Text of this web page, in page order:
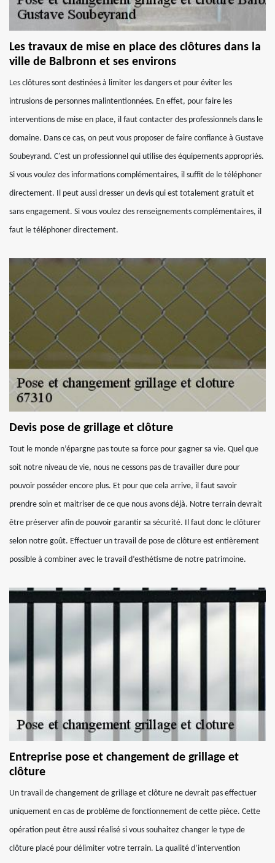
Les travaux de mise en place des clôtures dans la
ville de Balbronn et ses environs
Les clôtures sont destinées à limiter les dangers et pour éviter les
intrusions de personnes malintentionnées. En effet, pour faire les
interventions de mise en place, il faut contacter des professionnels dans le
domaine. Dans ce cas, on peut vous proposer de faire confiance à Gustave
Soubeyrand. C'est un professionnel qui utilise des équipements appropriés.
Si vous voulez des informations complémentaires, il suffit de le téléphoner
directement. Il peut aussi dresser un devis qui est totalement gratuit et
sans engagement. Si vous voulez des renseignements complémentaires, il
faut le téléphoner directement.
Devis pose de grillage et clôture
Tout le monde n’épargne pas toute sa force pour gagner sa vie. Quel que
soit notre niveau de vie, nous ne cessons pas de travailler dure pour
pouvoir posséder encore plus. Et pour que cela arrive, il faut savoir
prendre soin et maitriser de ce que nous avons déjà. Notre terrain devrait
être préserver afin de pouvoir garantir sa sécurité. Il faut donc le clôturer
selon notre goût. Effectuer un travail de pose de clôture est entièrement
possible à combiner avec le travail d’esthétisme de notre patrimoine.
Entreprise pose et changement de grillage et
clôture
Un travail de changement de grillage et clôture ne devrait pas effectuer
uniquement en cas de problème de fonctionnement de cette pièce. Cette
opération peut être aussi réalisé si vous souhaitez changer le type de
clôture placé pour délimiter votre terrain. La qualité d’intervention